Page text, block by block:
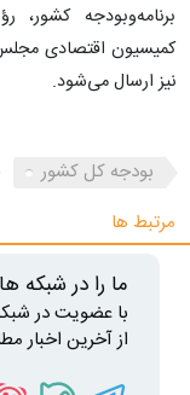
برنامه‌وبودجه
کمیسیون اقتصادی
نیز ارسال می‌شود.
بودجه کل کشور
مرتبط ها
ما را در شبکه
با عضویت در
از آخرین اخبار